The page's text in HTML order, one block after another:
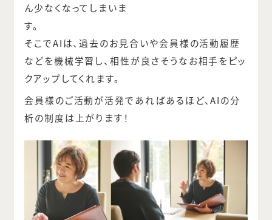
ん少なくなってしまいま
す。
そこでAIは、過去のお見合いや会員様の活動履歴
などを機械学習し、相性が良さそうなお相手をピッ
クアップしてくれます。
会員様のご活動が活発であればあるほど、AIの分
析の制度は上がります！